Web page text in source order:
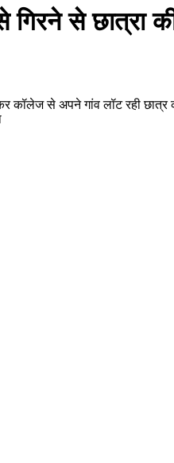
से छात्रा
से अपने गांव लॉट रही छात्र